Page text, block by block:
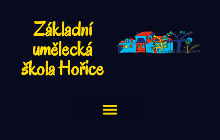
Základní
umělecká
škola Hořice